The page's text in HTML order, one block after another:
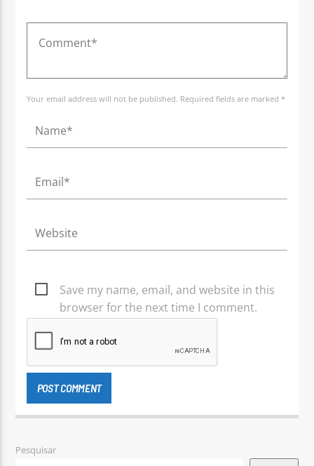
Your email address will not be published. Required fields are marked *
Save my name, email, and website in this
browser for the next time I comment.
Pesquisar